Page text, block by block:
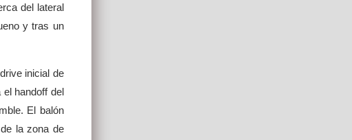
del lateral
y tras un
inicial de
handoff del
El balón
la zona de